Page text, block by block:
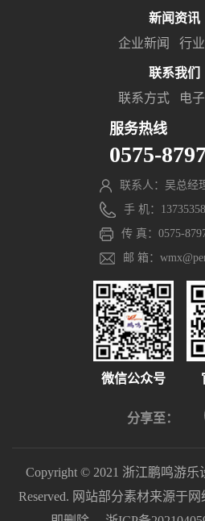
新闻资讯
企业新闻
行
联系我们
联系方式
电
服务热线
0575-
联系人：吴总经
手 机：
传 真：0575-
邮 箱：
微信公众号
分享至：
Copyright © 2021 浙江鹏鸣游
Reserved. 网站部分素材来源于